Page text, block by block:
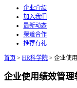
企业介绍
加入我们
最新动态
渠道合作
推荐有礼
首页 > HR科学院 > 企业使
企业使用绩效管